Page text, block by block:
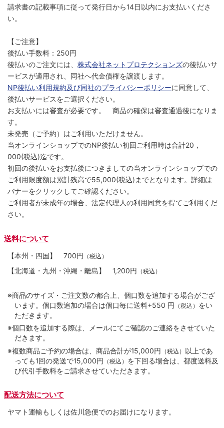
請求書の記載事項に従って発行日から14日以内にお支払いくださ
い。
【ご注意】
後払い手数料：250円
後払いのご注文には、 株式会社ネットプロテクションズの後払いサ
ービスが適用され、同社へ代金債権を譲渡します。
NP後払い利用規約及び同社のプライバシーポリシーに同意して、
後払いサービスをご選択ください。
お支払いには審査が必要です。 商品の確保は審査通過後になりま
す。
未発売（ご予約）はご利用いただけません。
当オンラインショップでのNP後払い初回ご利用時は合計20，
000(税込)迄です。
初回の後払いをお支払後につきましての当オンラインショップでの
ご利用限度額は累計残高で55,000(税込)までとなります。詳細は
バナーをクリックしてご確認ください。
ご利用者が未成年の場合、法定代理人の利用同意を得てご利用くだ
さい。
送料について
【本州・四国】 700円 （税込）
【北海道・九州・沖縄・離島】 1,200円 （税込）
※商品のサイズ・ご注文数の都合上、個口数を追加する場合がござ
います。個口数追加の場合は個口毎に送料+550 円 （税込） をい
ただきます。
※個口数を追加する際は、メールにてご確認のご連絡をさせていた
だきます。
※複数商品ご予約の場合は、商品合計が15,000円 （税込） 以上であ
っても1回の発送で15,000円 （税込） を下回る場合は、都度送料及
び代引手数料をご請求させていただきます。
配送方法について
ヤマト運輸もしくは佐川急便でのお届けになります。